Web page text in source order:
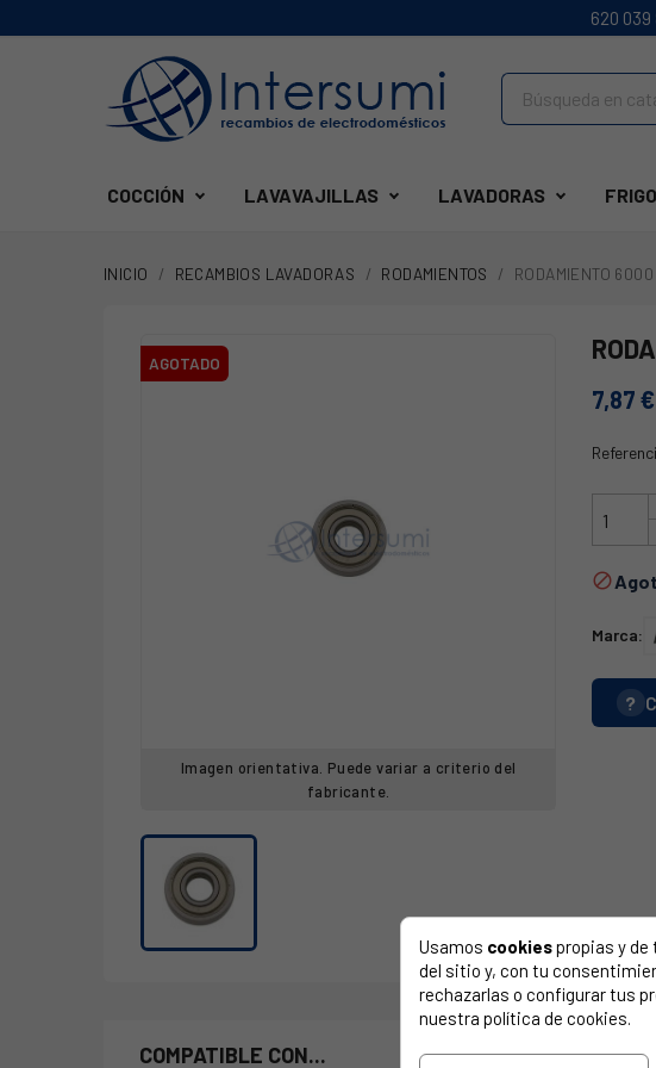
620 039
COCCIÓN LAVAVAJILLAS LAVADORAS
INICIO RECAMBIOS LAVADORAS RODAMIENTOS RODAMIENTO
AGOTADO
Imagen orientativa. Puede variar a criterio del
fabricante.
7,87 €
13AG021

Marca:
?
COMPATIBLE CON...
Usamos cookiespropias y de
del sitio y, con tu
rechazarlas o configurar tus
nuestra política de cookies.